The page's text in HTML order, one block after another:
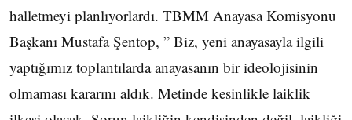
halletmeyi planlıyorlardı. TBMM Anayasa Komisyonu
Başkanı Mustafa Şentop, ” Biz, yeni anayasayla ilgili
yaptığımız toplantılarda anayasanın bir ideolojisinin
olmaması kararını aldık. Metinde kesinlikle laiklik